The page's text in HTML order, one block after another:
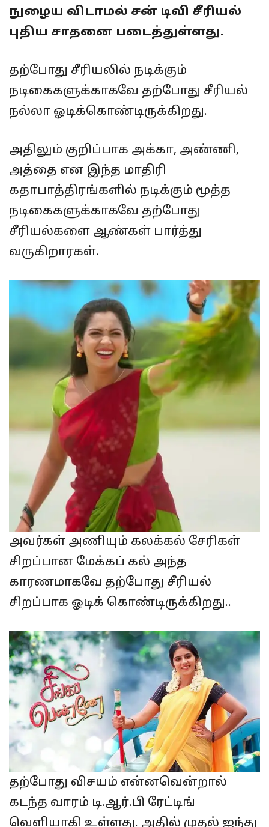
நுழைய விடாமல் சன் டிவி சீரியல்
புதிய சாதனை படைத்துள்ளது.
தற்போது சீரியலில் நடிக்கும்
நடிகைகளுக்காகவே தற்போது சீரியல்
நல்லா ஓடிக்கொண்டிருக்கிறது.
அதிலும் குறிப்பாக அக்கா, அண்ணி,
அத்தை என இந்த மாதிரி
கதாபாத்திரங்களில் நடிக்கும் மூத்த
நடிகைகளுக்காகவே தற்போது
சீரியல்களை ஆண்கள் பார்த்து
வருகிறாரகள்.
அவர்கள் அணியும் கலக்கல் சேரிகள்
சிறப்பான மேக்கப் கல் அந்த
காரணமாகவே தற்போது சீரியல்
சிறப்பாக ஓடிக் கொண்டிருக்கிறது..
தற்போது விசயம் என்னவென்றால்
கடந்த வாரம் டி.ஆர்.பி ரேட்டிங்
வெளியாகி உள்ளது. அதில் முதல் ஐந்து